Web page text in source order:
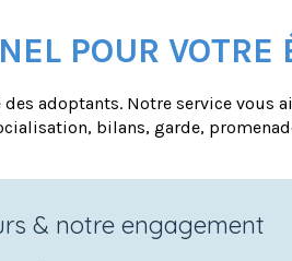
POUR VOTRE
adoptants. Notre service vous
bilans, garde,
& notre engagement